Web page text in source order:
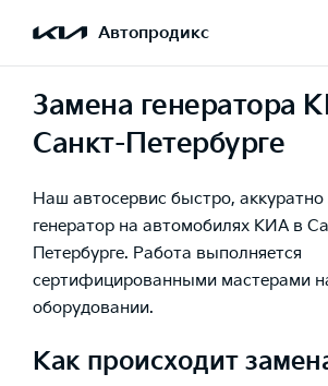
Автопродикс
Замена генератора
Санкт-Петербурге
Наш автосервис быстро, аккуратно
генератор на автомобилях КИА в
Петербурге. Работа выполняется
сертифицированными мастерами
оборудовании.
Как происходит